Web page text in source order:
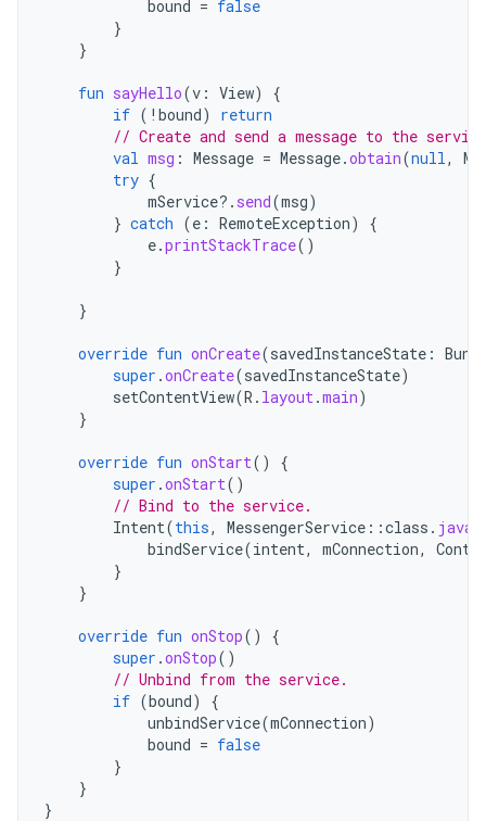
bound = false
}
}
fun sayHello(v : View)
{
if ( ! bound)
return
// Create and send a message to the
val msg : Message = Message.obtain(null,
try {
mService?. send(msg)
} catch (e : RemoteException)
{
e.printStackTrace()
}
}
override fun onCreate(savedInstanceState :
super .onCreate(savedInstanceState)
setContentView(R . layout.main)
}
override fun onStart()
{
super .onStart()
// Bind to the service.
Intent(this, MessengerService ::class . java
bindService(intent, mConnection,
}
}
override fun onStop()
{
super .onStop()
// Unbind from the service.
if (bound)
{
unbindService(mConnection)
bound = false
}
}
}